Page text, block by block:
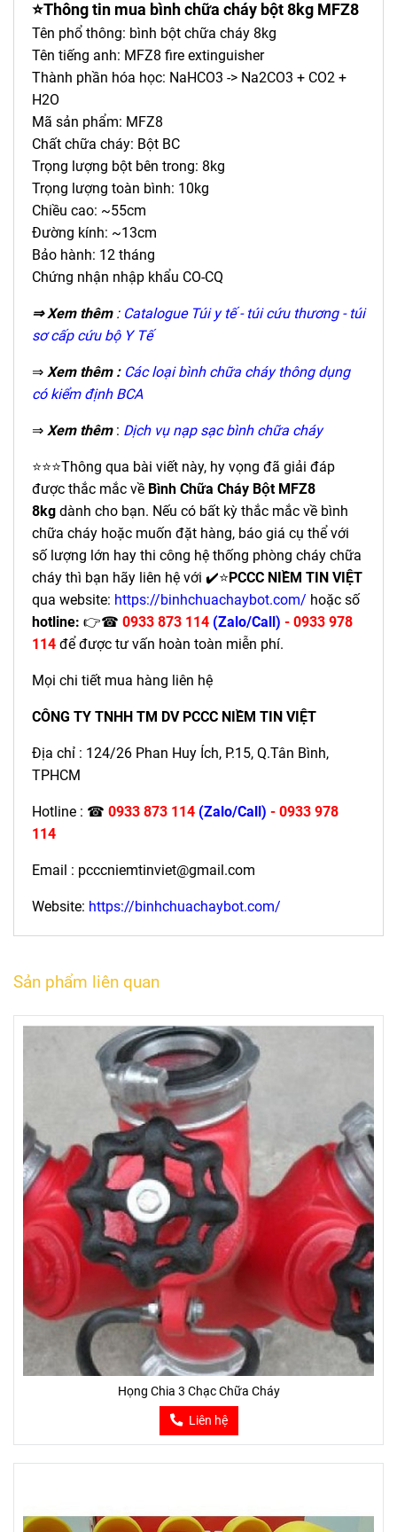
⭐Thông tin mua bình chữa cháy bột 8kg MFZ8
Tên phổ thông: bình bột chữa cháy 8kg
Tên tiếng anh: MFZ8 fire extinguisher
Thành phần hóa học: NaHCO3 -> Na2CO3 + CO2 +
H2O
Mã sản phẩm: MFZ8
Chất chữa cháy: Bột BC
Trọng lượng bột bên trong: 8kg
Trọng lượng toàn bình: 10kg
Chiều cao: ~55cm
Đường kính: ~13cm
Bảo hành: 12 tháng
Chứng nhận nhập khẩu CO-CQ
⇒ Xem thêm : Catalogue Túi y tế - túi cứu thương - túi
sơ cấp cứu bộ Y Tế
⇒ Xem thêm : Các loại bình chữa cháy thông dụng
có kiểm định BCA
⇒ Xem thêm: Dịch vụ nạp sạc bình chữa cháy
⭐⭐⭐Thông qua bài viết này, hy vọng đã giải đáp
được thắc mắc về Bình Chữa Cháy Bột MFZ8
8kg dành cho bạn. Nếu có bất kỳ thắc mắc về bình
chữa cháy hoặc muốn đặt hàng, báo giá cụ thể với
số lượng lớn hay thi công hệ thống phòng cháy chữa
cháy thì bạn hãy liên hệ với ✔️⭐PCCC NIỀM TIN VIỆT
qua website: https://binhchuachaybot.com/ hoặc số
hotline: 👉☎ 0933 873 114 (Zalo/Call) - 0933 978
114 để được tư vấn hoàn toàn miễn phí.
Mọi chi tiết mua hàng liên hệ
CÔNG TY TNHH TM DV PCCC NIỀM TIN VIỆT
Địa chỉ : 124/26 Phan Huy Ích, P.15, Q.Tân Bình,
TPHCM
Hotline : ☎ 0933 873 114 (Zalo/Call) - 0933 978
114
Email : pcccniemtinviet@gmail.com
Website: https://binhchuachaybot.com/
Sản phẩm liên quan
Họng Chia 3 Chạc Chữa Cháy
Liên hệ